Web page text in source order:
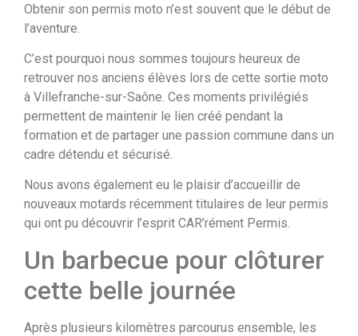
Obtenir son permis moto n’est souvent que le début de
l’aventure.
C’est pourquoi nous sommes toujours heureux de
retrouver nos anciens élèves lors de cette sortie moto
à Villefranche-sur-Saône. Ces moments privilégiés
permettent de maintenir le lien créé pendant la
formation et de partager une passion commune dans un
cadre détendu et sécurisé.
Nous avons également eu le plaisir d’accueillir de
nouveaux motards récemment titulaires de leur permis
qui ont pu découvrir l’esprit CAR’rément Permis.
Un barbecue pour clôturer
cette belle journée
Après plusieurs kilomètres parcourus ensemble, les